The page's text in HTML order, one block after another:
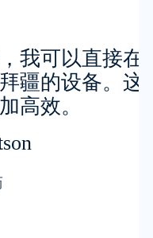
我可以直接在
疆的设备。这
高效。